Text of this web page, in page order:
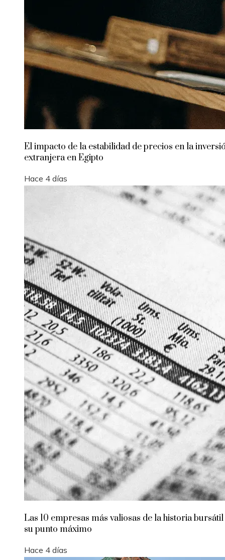
El impacto de la estabilidad de precios en la
extranjera en Egipto
Hace 4 días
Las 10 empresas más valiosas de la historia
su punto máximo
Hace 4 días